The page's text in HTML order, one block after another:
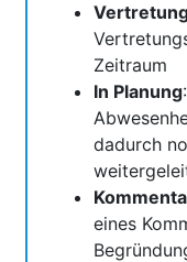
Zeitraum
In Planung
dadurch
eines